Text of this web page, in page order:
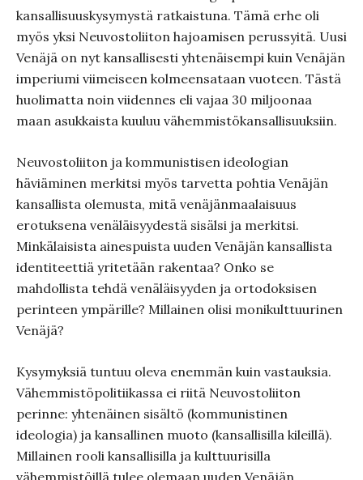
kansallisuuskysymystä ratkaistuna. Tämä erhe oli
myös yksi Neuvostoliiton hajoamisen perussyitä. Uusi
Venäjä on nyt kansallisesti yhtenäisempi kuin Venäjän
imperiumi viimeiseen kolmeensataan vuoteen. Tästä
huolimatta noin viidennes eli vajaa 30 miljoonaa
maan asukkaista kuuluu vähemmistökansallisuuksiin.
Neuvostoliiton ja kommunistisen ideologian
häviäminen merkitsi myös tarvetta pohtia Venäjän
kansallista olemusta, mitä venäjänmaalaisuus
erotuksena venäläisyydestä sisälsi ja merkitsi.
Minkälaisista ainespuista uuden Venäjän kansallista
identiteettiä yritetään rakentaa? Onko se
mahdollista tehdä venäläisyyden ja ortodoksisen
perinteen ympärille? Millainen olisi monikulttuurinen
Venäjä?
Kysymyksiä tuntuu oleva enemmän kuin vastauksia.
Vähemmistöpolitiikassa ei riitä Neuvostoliiton
perinne: yhtenäinen sisältö (kommunistinen
ideologia) ja kansallinen muoto (kansallisilla kileillä).
Millainen rooli kansallisilla ja kulttuurisilla
vähemmistöillä tulee olemaan uuden Venäjän